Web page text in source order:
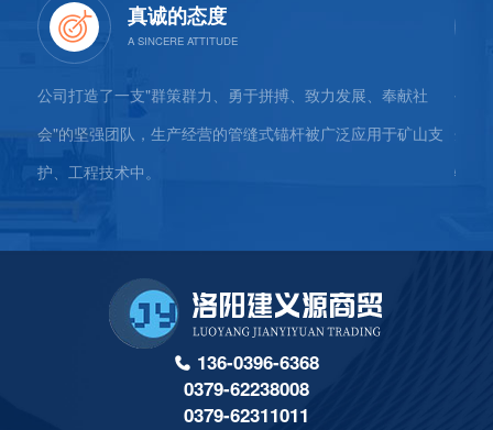
真诚的态度
公司打造了一支"群策群力、勇于拼搏、致力发展、奉献社
会"的坚强团队，生产经营的管缝式锚杆被广泛应用于矿山支
护、工程技术中。
公司
企"
物运
136-0396-6368
0379-62238008
0379-62311011